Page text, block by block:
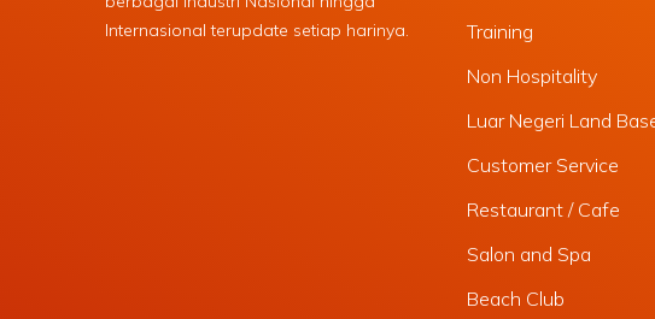
Internasional terupdate setiap harinya.
Training
Non Hospitality
Luar Negeri Land
Customer Service
Restaurant / Cafe
Salon and Spa
Beach Club